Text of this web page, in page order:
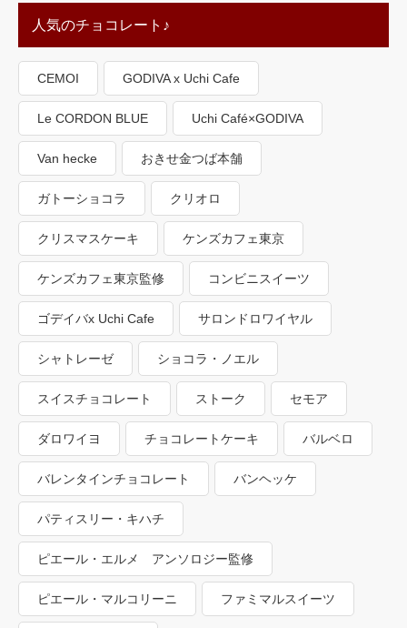
人気のチョコレート♪
CEMOI GODIVA x Uchi Cafe
Le CORDON BLUE Uchi Café×GODIVA
Van hecke おきせ金つば本舗
ガトーショコラ クリオロ
クリスマスケーキ ケンズカフェ東京
ケンズカフェ東京監修 コンビニスイーツ
ゴデイバx Uchi Cafe サロンドロワイヤル
シャトレーゼ ショコラ・ノエル
スイスチョコレート ストーク セモア
ダロワイヨ チョコレートケーキ バルベロ
バレンタインチョコレート バンヘッケ
パティスリー・キハチ
ピエール・エルメ アンソロジー監修
ピエール・マルコリーニ ファミマルスイーツ